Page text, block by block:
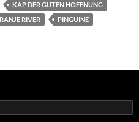
KAP DER GUTEN HOFFNUNG
RIVER
PINGUINE